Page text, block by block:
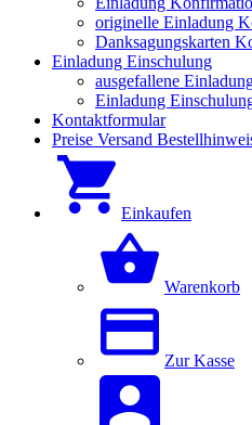
originelle Einladung
Danksagungskarten
Einladung Einschulung
ausgefallene
Einladung
Kontaktformular
Preise Versand
Einkaufen
Warenkorb
Zur Kasse